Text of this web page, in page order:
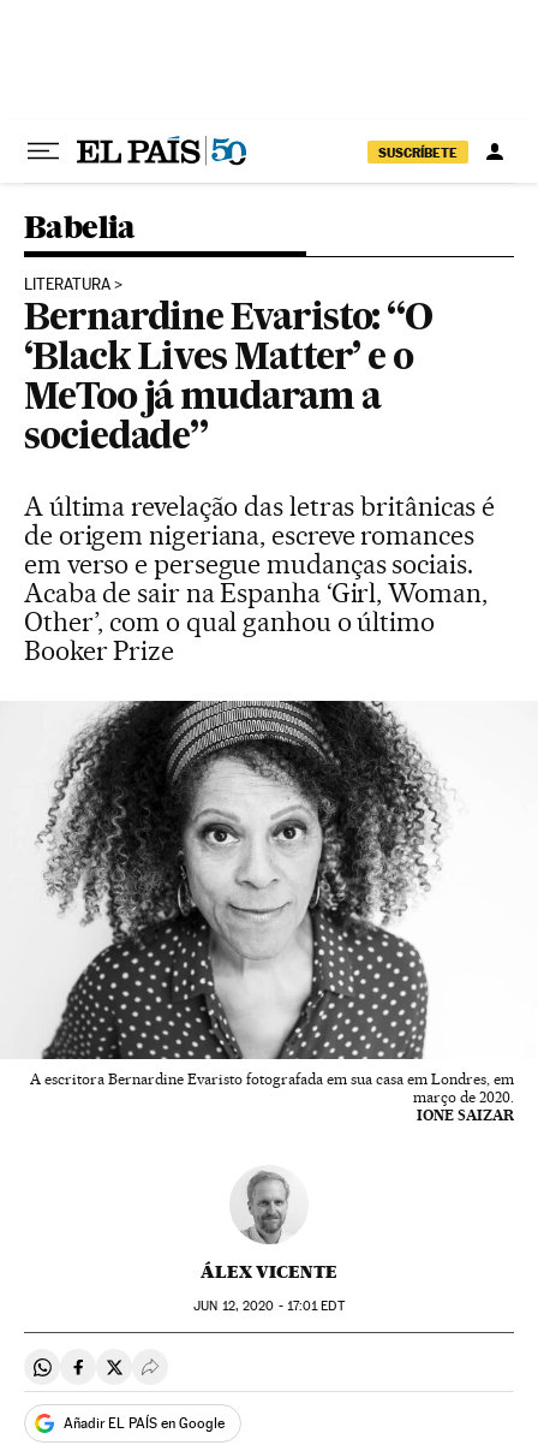
SUSCRÍBETE
Babelia
LITERATURA
Bernardine Evaristo: “O
‘Black Lives Matter’ e o
MeToo já mudaram a
sociedade”
A última revelação das letras britânicas é
de origem nigeriana, escreve romances
em verso e persegue mudanças sociais.
Acaba de sair na Espanha ‘Girl, Woman,
Other’, com o qual ganhou o último
Booker Prize
A escritora Bernardine Evaristo fotografada em sua casa em Londres, em
março de 2020.
IONE SAIZAR
ÁLEX VICENTE
JUN 12, 2020 - 17:01EDT
Compartir en Whatsapp
Compartir en Facebook
Compartir en Twitter
Desplegar Redes Sociales
Añadir EL PAÍS en Google